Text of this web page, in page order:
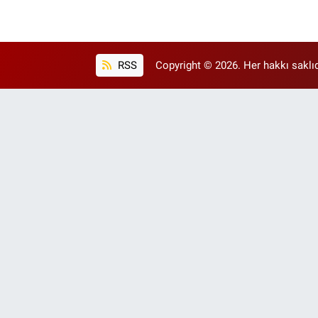
RSS Copyright © 2026. Her hakkı